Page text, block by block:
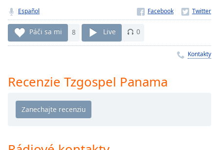
live LIVE
Remaining
Time-
Rate
Chapters
Chapters
Español
Páči sa mi 8 Live 0
Kontakty
Recenzie Tzgospel Panama